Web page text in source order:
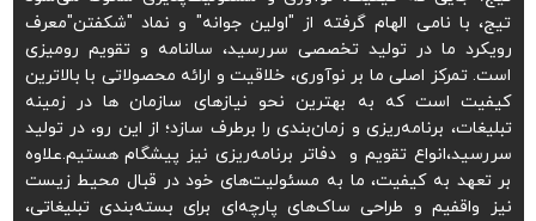
تیج، با نامی الهام گرفته از "اولین جوانه" و نماد "شکفتن"معرف
رویکرد ما در تولید تخصصی سررسید، سالنامه و تقویم رومیزی
است. تمرکز اصلی ما بر نوآوری، خلاقیت و ارائه محصولاتی با بالاترین
کیفیت است که به بهترین نحو نیازهای سازمان ها در زمینه
تبلیغات، برنامه‌ریزی و زمان‌بندی را برطرف سازد؛ از این رو، در تولید
سررسید،انواع تقویم و دفاتر برنامه‌ریزی نیز پیشگام هستیم.علاوه
بر تعهد به کیفیت، ما به مسئولیت‌های خود در قبال محیط زیست
نیز واقفیم و طراحی ساک‌های پارچه‌ای برای بسته‌بندی تبلیغاتی،